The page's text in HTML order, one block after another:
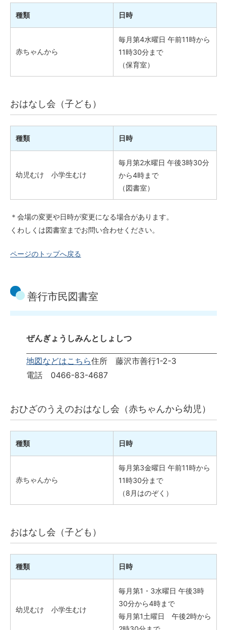
種類 日時
赤ちゃんから
毎月第4水曜日 午前11時から
11時30分まで
（保育室）
おはなし会（子ども）
種類 日時
幼児むけ 小学生むけ
毎月第2水曜日 午後3時30分
から4時まで
（図書室）
＊会場の変更や日時が変更になる場合があります。
くわしくは図書室までお問い合わせください。
ページのトップへ戻る
善行市民図書室
ぜんぎょうしみんとしょしつ
地図などはこちら住所 藤沢市善行1-2-3
電話 0466-83-4687
おひざのうえのおはなし会（赤ちゃんから幼児）
種類 日時
赤ちゃんから
毎月第3金曜日 午前11時から
11時30分まで
（8月はのぞく）
おはなし会（子ども）
種類 日時
幼児むけ 小学生むけ
毎月第1・3水曜日 午後3時
30分から4時まで
毎月第1土曜日 午後2時から